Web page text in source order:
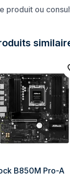
DDR5-SDRAM
256 Go
Double canal
ECC & Non-ECC
Oui
produit ou
B850M Pro-A